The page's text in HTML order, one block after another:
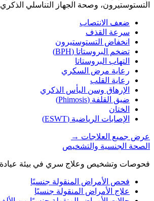
التستوستيرون، وصحة الجهاز التناسلي
ضعف الانتصاب
سرعة القذف
انخفاض التستوستيرون
تضخم البروستاتا (BPH)
التهاب البروستاتا
رعاية مرض السكري
رعاية القلب
الإرهاق وسن اليأس الذكري
ضيق القلفة (Phimosis)
الختان
الإصابات الرياضية (ESWT)
عرض جميع العلاجات →
الصحة الجنسية والتشخيص
فحوصات وتشخيص وعلاج سري في بيئة
فحص الأمراض المنقولة جنسيًا
علاج الأمراض المنقولة جنسيًا